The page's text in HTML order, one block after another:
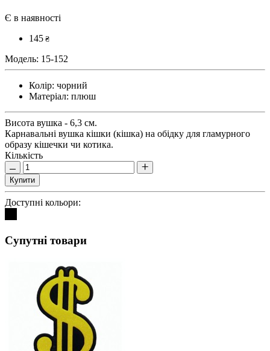
Є в наявності
145 ₴
Модель: 15-152
Колір: чорний
Матеріал: плюш
Висота вушка - 6,3 см.
Карнавальні вушка кішки (кішка) на обідку для гламурного
образу кішечки чи котика.
Кількість
Купити
Доступні кольори:
Супутні товари